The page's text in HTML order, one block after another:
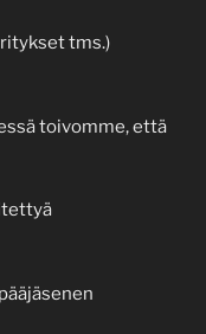
tms.)
toivomme, että